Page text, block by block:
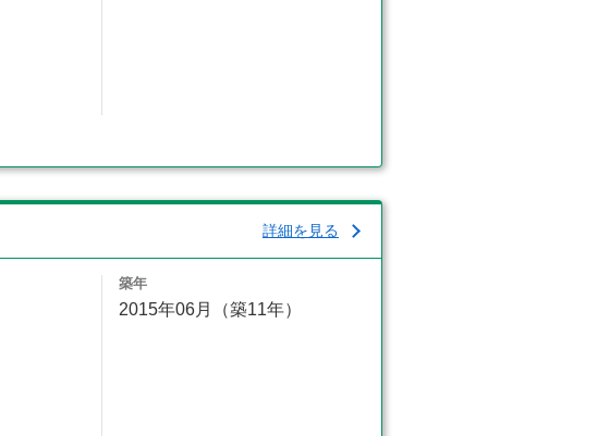
詳細を見る
築年
2015年06月（築11年）